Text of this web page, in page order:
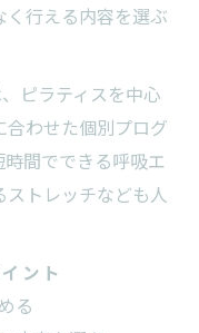
行える内容を選ぶ
ピラティスを中心
わせた個別プログ
間でできる呼吸エ
トレッチなども人
ント
る